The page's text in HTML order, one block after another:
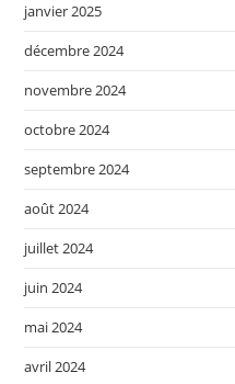
janvier 2025
décembre 2024
novembre 2024
octobre 2024
septembre 2024
août 2024
juillet 2024
juin 2024
mai 2024
avril 2024